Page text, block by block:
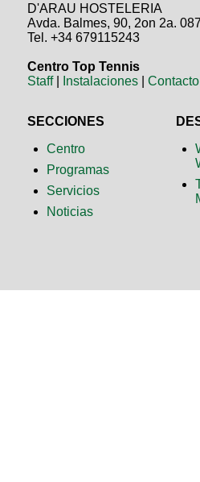
D'ARAU HOSTELERIA
Avda. Balmes, 90, 2on 2a.
Tel. +34 679115243
Centro Top Tennis
Staff| Instalaciones |Contacto
SECCIONES
Centro
Programas
Servicios
Noticias